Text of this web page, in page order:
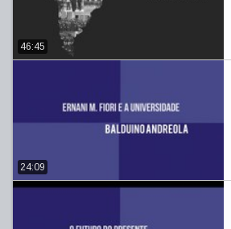
46:45
24:09